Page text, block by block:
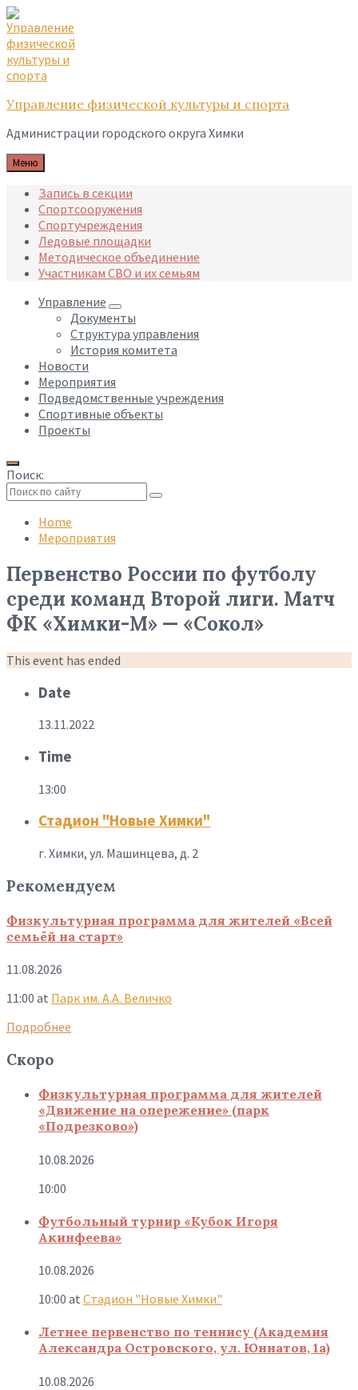
Skip
to
content
Skip
to
main
navigation
Skip
to
footer
Управление физической культуры и спорта
Администрации городского округа Химки
Меню
Запись в секции
Спортсооружения
Спортучреждения
Ледовые площадки
Методическое объединение
Участникам СВО и их семьям
Управление
Документы
Структура управления
История комитета
Новости
Мероприятия
Подведомственные учреждения
Спортивные объекты
Проекты
Поиск:
search
Home
Мероприятия
Первенство России по футболу
среди команд Второй лиги. Матч
ФК «Химки-М» — «Сокол»
This event has ended
Date
13.11.2022
Time
13:00
Стадион "Новые Химки"
г. Химки, ул. Машинцева, д. 2
Рекомендуем
Физкультурная программа для жителей «Всей
семьёй на старт»
11.08.2026
11:00 at Парк им. А.А. Величко
Подробнее
Скоро
Физкультурная программа для жителей
«Движение на опережение» (парк
«Подрезково»)
10.08.2026
10:00
Футбольный турнир «Кубок Игоря
Акинфеева»
10.08.2026
10:00 at Стадион "Новые Химки"
Летнее первенство по теннису (Академия
Александра Островского, ул. Юннатов, 1а)
10.08.2026